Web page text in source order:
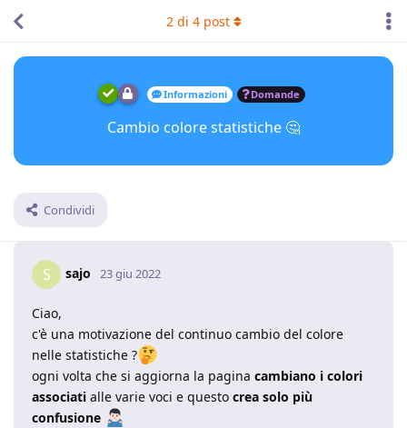
Informazioni Domande
Cambio colore statistiche 🤔
Condividi
2di 4post
S sajo 23 giu 2022
Ciao,
c'è una motivazione del continuo cambio del colore
nelle statistiche ?
ogni volta che si aggiorna la pagina cambiano i colori
associati alle varie voci e questo crea solo più
confusione